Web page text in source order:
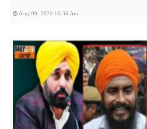
Aug 09, 2026 10:36 Am